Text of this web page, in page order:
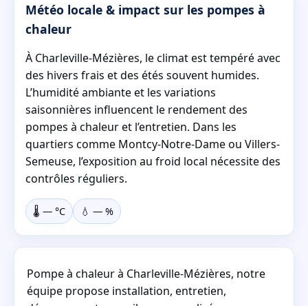
Météo locale & impact sur les pompes à
chaleur
À Charleville-Mézières, le climat est tempéré avec
des hivers frais et des étés souvent humides.
L’humidité ambiante et les variations
saisonnières influencent le rendement des
pompes à chaleur et l’entretien. Dans les
quartiers comme Montcy-Notre-Dame ou Villers-
Semeuse, l’exposition au froid local nécessite des
contrôles réguliers.
🌡️ — °C 💧 — %
Pompe à chaleur à Charleville-Mézières, notre
équipe propose installation, entretien,